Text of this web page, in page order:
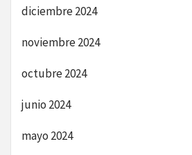
diciembre 2024
noviembre 2024
octubre 2024
junio 2024
mayo 2024